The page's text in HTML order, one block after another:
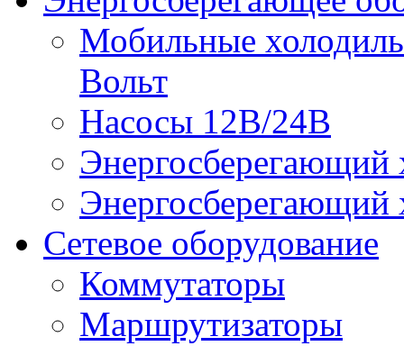
Мобильные
Вольт
Насосы 12В/24В
Энергосберегающий
Энергосберегающий
Сетевое оборудование
Коммутаторы
Маршрутизаторы